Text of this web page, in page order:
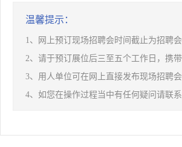
温馨提示：
1、网上预订现场招聘会时间截止为招聘会
2、请于预订展位后三至五个工作日，携
3、用人单位可在网上直接发布现场招聘
4、如您在操作过程当中有任何疑问请联